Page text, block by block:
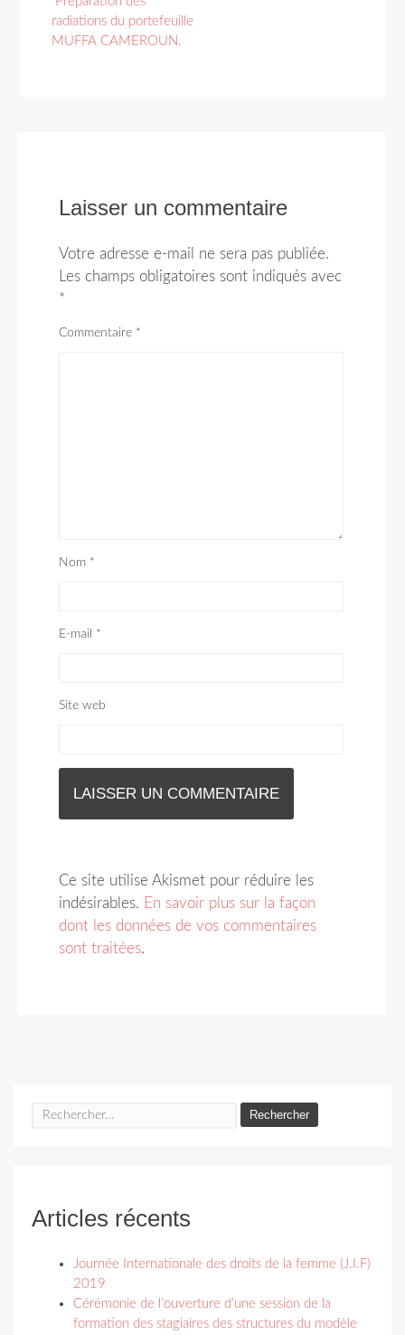
des
radiations du portefeuille
MUFFA CAMEROUN.
Laisser un commentaire
Votre adresse e-mail ne sera pas publiée.
Les champs obligatoires sont indiqués avec
*
Commentaire *
Nom *
E-mail *
Site web
Ce site utilise Akismet pour réduire les
indésirables. En savoir plus sur la façon
dont les données de vos commentaires
sont traitées.
Rechercher :
Articles récents
Journée Internationale des droits de la femme (J.I.F)
2019
Cérémonie de l’ouverture d’une session de la
formation des stagiaires des structures du modèle